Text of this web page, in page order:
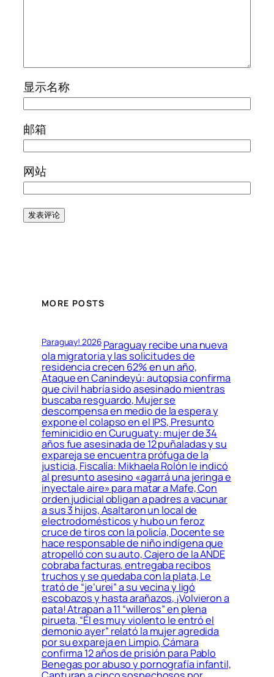
显示名称
邮箱
网站
MORE POSTS
Paraguay! 2026Paraguay recibe una nueva
ola migratoria y las solicitudes de
residencia crecen 62% en un año,
Ataque en Canindeyú: autopsia confirma
que civil habría sido asesinado mientras
buscaba resguardo, Mujer se
descompensa en medio de la espera y
expone el colapso en el IPS, Presunto
feminicidio en Curuguaty: mujer de 34
años fue asesinada de 12 puñaladas y su
expareja se encuentra prófuga de la
justicia, Fiscalía: Mikhaela Rolón le indicó
al presunto asesino «agarrá una jeringa e
inyectale aire» para matar a Mafe, Con
orden judicial obligan a padres a vacunar
a sus 3 hijos, Asaltaron un local de
electrodomésticos y hubo un feroz
cruce de tiros con la policía, Docente se
hace responsable de niño indígena que
atropelló con su auto, Cajero de la ANDE
cobraba facturas, entregaba recibos
truchos y se quedaba con la plata, Le
trató de “je’urei” a su vecina y ligó
escobazos y hasta arañazos, ¡Volvieron a
pata! Atrapan a 11 “willeros” en plena
pirueta, “Él es muy violento le entró el
demonio ayer” relató la mujer agredida
por su expareja en Limpio, Cámara
confirma 12 años de prisión para Pablo
Benegas por abuso y pornografía infantil,